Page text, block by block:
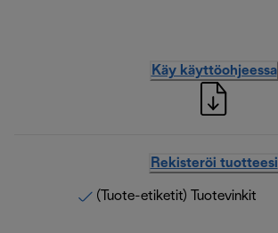
Käy käyttöohjeessa
Rekisteröi tuotteesi
(Tuote-etiketit) Tuotevinkit